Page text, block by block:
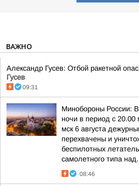
ВАЖНО
Александр Гусев: Отбой ракетной
Гусев
09:31
Минобороны России:
ночи в период с 20.00
мск 6 августа
перехвачены и
беспилотных
самолетного типа
08:46